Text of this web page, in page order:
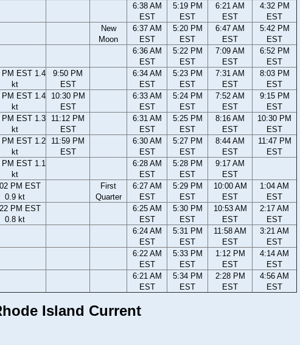
6:38 AM
EST
5:19 PM
EST
6:21 AM
EST
4:32 PM
EST
New
Moon
6:37 AM
EST
5:20 PM
EST
6:47 AM
EST
5:42 PM
EST
6:36 AM
EST
5:22 PM
EST
7:09 AM
EST
6:52 PM
EST
PM EST 1.4
kt
9:50 PM
EST
6:34 AM
EST
5:23 PM
EST
7:31 AM
EST
8:03 PM
EST
PM EST 1.4
kt
10:30 PM
EST
6:33 AM
EST
5:24 PM
EST
7:52 AM
EST
9:15 PM
EST
PM EST 1.3
kt
11:12 PM
EST
6:31 AM
EST
5:25 PM
EST
8:16 AM
EST
10:30 PM
EST
PM EST 1.2
kt
11:59 PM
EST
6:30 AM
EST
5:27 PM
EST
8:44 AM
EST
11:47 PM
EST
EST 1.1
kt
6:28 AM
EST
5:28 PM
EST
9:17 AM
EST
PM EST
0.9 kt
First
Quarter
6:27 AM
EST
5:29 PM
EST
10:00 AM
EST
1:04 AM
EST
PM EST
0.8 kt
6:25 AM
EST
5:30 PM
EST
10:53 AM
EST
2:17 AM
EST
6:24 AM
EST
5:31 PM
EST
11:58 AM
EST
3:21 AM
EST
6:22 AM
EST
5:33 PM
EST
1:12 PM
EST
4:14 AM
EST
6:21 AM
EST
5:34 PM
EST
2:28 PM
EST
4:56 AM
EST
Island Current